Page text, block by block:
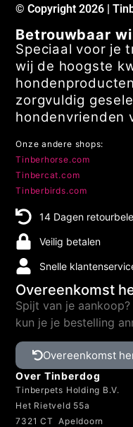
© Copyright 2026 |
Betrouwbaar
Speciaal voor je
wij de hoogste
zorgvuldig
hondenvrienden
Onze andere shops:
Tinberhorse.com
Tinbercat.com
Tinberbirds.com
14 Dagen
Veilig betalen
Snelle
Overeenkomst
Spijt van je
kun je je bestelling
Overeenkomst
Over Tinberdog
Tinberpets Holding B.V.
Het Rietveld 55a
7321 CT Apeldoorn